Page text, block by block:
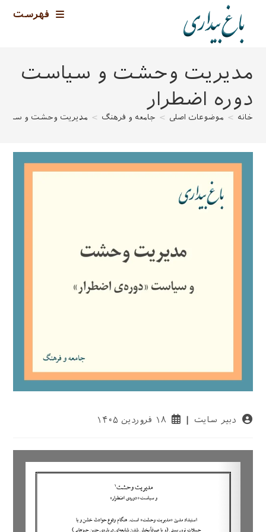
فهرست
مدیریت وحشت و سیاست
دوره اضطرار
خانه > موضوعات اصلی > جامعه و فرهنگ > مدیریت وحشت و
نویسندهٔدبیر سایت
نوشته
است:
۱۸ فروردین ۱۴۰۵